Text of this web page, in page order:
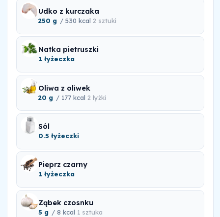
Udko z kurczaka
250 g / 530 kcal 2 sztuki
Natka pietruszki
1 łyżeczka
Oliwa z oliwek
20 g / 177 kcal 2 łyżki
Sól
0.5 łyżeczki
Pieprz czarny
1 łyżeczka
Ząbek czosnku
5 g / 8 kcal 1 sztuka